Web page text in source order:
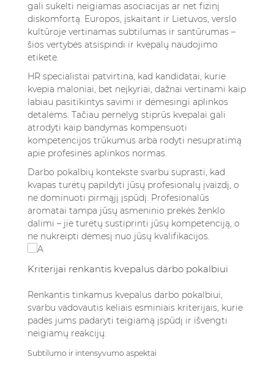
gali sukelti neigiamas asociacijas ar net fizinį
diskomfortą. Europos, įskaitant ir Lietuvos, verslo
kultūroje vertinamas subtilumas ir santūrumas –
šios vertybės atsispindi ir kvepalų naudojimo
etikete.
HR specialistai patvirtina, kad kandidatai, kurie
kvepia maloniai, bet neįkyriai, dažnai vertinami kaip
labiau pasitikintys savimi ir dėmesingi aplinkos
detalėms. Tačiau pernelyg stiprūs kvepalai gali
atrodyti kaip bandymas kompensuoti
kompetencijos trūkumus arba rodyti nesupratimą
apie profesinės aplinkos normas.
Darbo pokalbių kontekste svarbu suprasti, kad
kvapas turėtų papildyti jūsų profesionalų įvaizdį, o
ne dominuoti pirmąjį įspūdį. Profesionalūs
aromatai tampa jūsų asmeninio prekės ženklo
dalimi – jie turėtų sustiprinti jūsų kompetenciją, o
ne nukreipti dėmesį nuo jūsų kvalifikacijos.
Kriterijai renkantis kvepalus darbo pokalbiui
Renkantis tinkamus kvepalus darbo pokalbiui,
svarbu vadovautis keliais esminiais kriterijais, kurie
padės jums padaryti teigiamą įspūdį ir išvengti
neigiamų reakcijų.
Subtilumo ir intensyvumo aspektai